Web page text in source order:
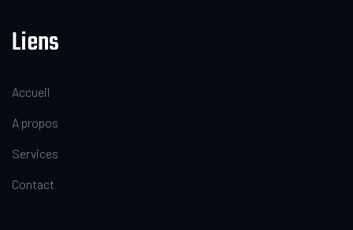
Liens
Accueil
A propos
Services
Contact